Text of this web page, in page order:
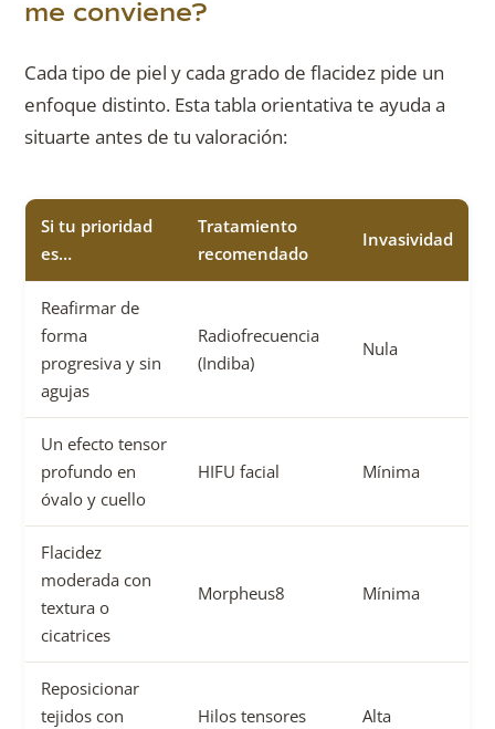
me conviene?
Cada tipo de piel y cada grado de flacidez pide un
enfoque distinto. Esta tabla orientativa te ayuda a
situarte antes de tu valoración:
Si tu prioridad
es…
Tratamiento
recomendado
Invasividad
Reafirmar de
forma
progresiva y sin
agujas
Radiofrecuencia
(Indiba)
Nula
Un efecto tensor
profundo en
óvalo y cuello
HIFU facial Mínima
Flacidez
moderada con
textura o
cicatrices
Morpheus8 Mínima
Reposicionar
tejidos con
Hilos tensores Alta